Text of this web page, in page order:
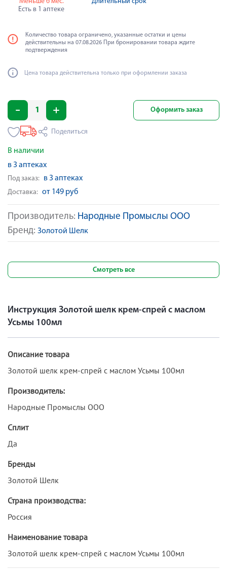
Производитель: Народные Промыслы ООО
Бренд: Золотой Шелк
Есть в 1 аптеке
Количество товара ограничено, указанные остатки и цены
действительны на 07.08.2026 При бронировании товара ждите
подтверждения
Цена товара действительна только при оформлении заказа
Оформить заказ
Поделиться
В наличии
в 3 аптеках
Под заказ: в 3 аптеках
Доставка: от 149 руб
Смотреть все
Инструкция Золотой шелк крем-спрей с маслом
Усьмы 100мл
Описание товара
Золотой шелк крем-спрей с маслом Усьмы 100мл
Производитель:
Народные Промыслы ООО
Сплит
Да
Бренды
Золотой Шелк
Страна производства:
Россия
Наименование товара
Золотой шелк крем-спрей с маслом Усьмы 100мл